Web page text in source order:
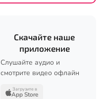
Скачайте наше
приложение
Слушайте аудио и
смотрите видео офлайн
Загрузите в
App Store